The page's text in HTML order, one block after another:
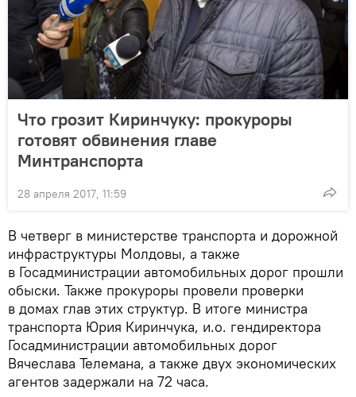
Что грозит Киринчуку: прокуроры
готовят обвинения главе
Минтранспорта
28 апреля 2017, 11:59
В четверг в министерстве транспорта и дорожной
инфраструктуры Молдовы, а также
в Госадминистрации автомобильных дорог прошли
обыски. Также прокуроры провели проверки
в домах глав этих структур. В итоге министра
транспорта Юрия Киринчука, и.о. гендиректора
Госадминистрации автомобильных дорог
Вячеслава Телемана, а также двух экономических
агентов задержали на 72 часа.